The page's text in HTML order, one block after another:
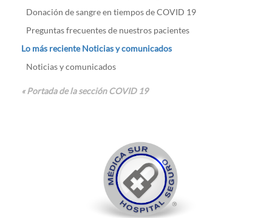
Donación de sangre en tiempos de COVID 19
Preguntas frecuentes de nuestros pacientes
Lo más reciente Noticias y comunicados
Noticias y comunicados
« Portada de la sección COVID 19